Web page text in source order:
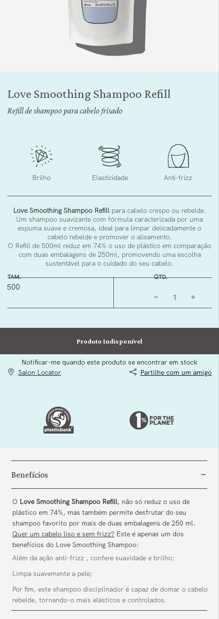
início
Love Smoothing Shampoo Refill
Refill de shampoo para cabelo frisado
Brilho Elasticidade Anti-frizz
Love Smoothing Shampoo Refillpara cabelo crespo ou rebelde.
Um shampoo suavizante com fórmula caracterizada por uma
espuma suave e cremosa, ideal para limpar delicadamente o
cabelo rebelde e promover o alisamento.
O Refill de 500ml reduz em 74% o uso de plástico em comparação
com duas embalagens de 250ml, promovendo uma escolha
sustentável para o cuidado do seu cabelo.
Produto Indisponível
Notificar-me quando este produto se encontrar em stock
TAM. QTD.
500
Salon Locator Partilhe com um amigo
Benefícios
O Love Smoothing Shampoo Refill, não só reduz o uso de
plástico em 74%, mas também permite desfrutar do seu
shampoo favorito por mais de duas embalagens de 250 ml.
Quer um cabelo liso e sem frizz? Este é apenas um dos
benefícios do Love Smoothing Shampoo:
Além da ação anti-frizz , confere suavidade e brilho;
Limpa suavemente a pele;
Por fim, este shampoo disciplinador é capaz de domar o cabelo
rebelde, tornando-o mais elásticos e controlados.